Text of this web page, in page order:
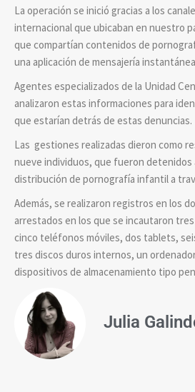
La operación se inició gracias a los
internacional que ubicaban en nuestro
que compartían contenidos de
una aplicación de mensajería
Agentes especializados de la Unidad
analizaron estas informaciones para
que estarían detrás de estas denuncias.
Las gestiones realizadas dieron como
nueve individuos, que fueron detenidos
distribución de pornografía infantil a
Además, se realizaron registros en los
arrestados en los que se incautaron
cinco teléfonos móviles, dos tablets,
tres discos duros internos, un
dispositivos de almacenamiento tipo
Julia